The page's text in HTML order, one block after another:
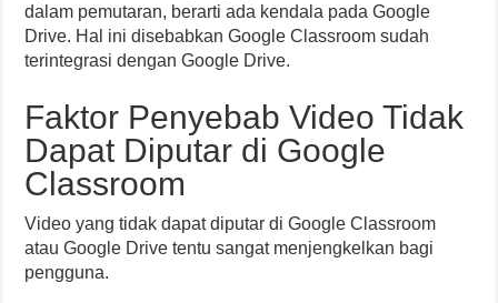
dalam pemutaran, berarti ada kendala pada Google
Drive. Hal ini disebabkan Google Classroom sudah
terintegrasi dengan Google Drive.
Faktor Penyebab Video Tidak
Dapat Diputar di Google
Classroom
Video yang tidak dapat diputar di Google Classroom
atau Google Drive tentu sangat menjengkelkan bagi
pengguna.